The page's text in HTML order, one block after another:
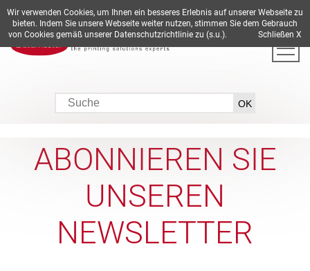
DE EN ES FR IT
ABONNIEREN SIE
UNSEREN
NEWSLETTER
Wir verwenden Cookies, um Ihnen ein besseres Erlebnis auf unserer Webseite zu
bieten. Indem Sie unsere Webseite weiter nutzen, stimmen Sie dem Gebrauch
von Cookies gemäß unserer Datenschutzrichtlinie zu (s.u.). Schließen X